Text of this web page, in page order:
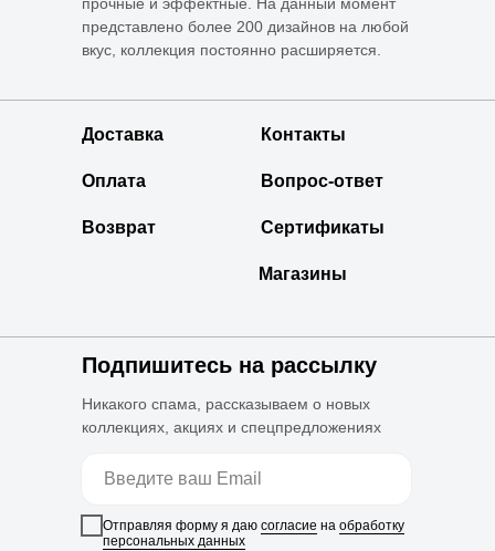
прочные и эффектные. На данный момент
представлено более 200 дизайнов на любой
вкус, коллекция постоянно расширяется.
Оплата
Доставка
Вопрос-ответ
Контакты
Возврат
Подпишитесь на рассылку
Отправляя форму я даю согласие на обработку
персональных данных
Никакого спама, рассказываем о новых
коллекциях, акциях и спецпредложениях
Сертификаты
Магазины